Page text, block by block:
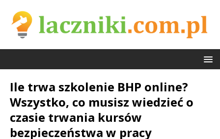
Ile trwa szkolenie BHP online?
Wszystko, co musisz wiedzieć o
czasie trwania kursów
bezpieczeństwa w pracy